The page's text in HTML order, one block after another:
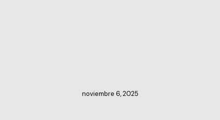
noviembre 6, 2025